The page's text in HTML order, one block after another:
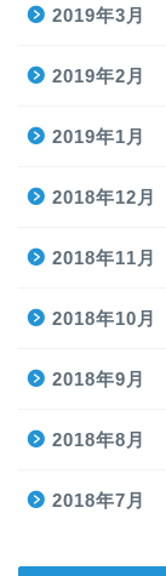
2019年3月
2019年2月
2019年1月
2018年12月
2018年11月
2018年10月
2018年9月
2018年8月
2018年7月